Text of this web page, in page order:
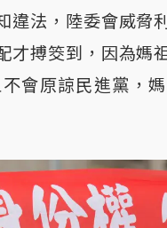
法，陸委會威脅
才搏筊到，因為媽
會原諒民進黨，